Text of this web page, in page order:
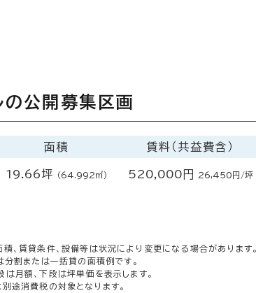
の公開募集区画
面積 賃料（共益費含）
19.66坪 （64.992㎡） 520,000円 26,450円/坪
、賃貸条件、設備等は状況により変更になる場合があります。
分割または一括貸の面積例です。
月額、下段は坪単価を表示します。
途消費税の対象となります。